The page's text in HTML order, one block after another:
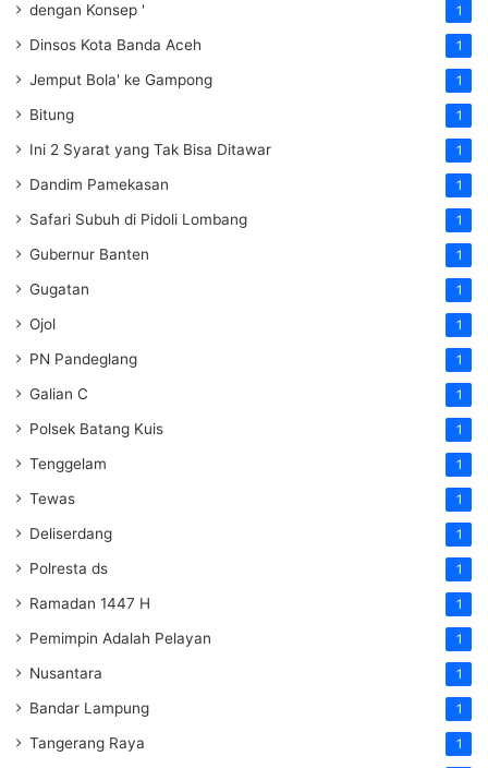
dengan Konsep ' 1
Dinsos Kota Banda Aceh 1
Jemput Bola' ke Gampong 1
Bitung 1
Ini 2 Syarat yang Tak Bisa Ditawar 1
Dandim Pamekasan 1
Safari Subuh di Pidoli Lombang 1
Gubernur Banten 1
Gugatan 1
Ojol 1
PN Pandeglang 1
Galian C 1
Polsek Batang Kuis 1
Tenggelam 1
Tewas 1
Deliserdang 1
Polresta ds 1
Ramadan 1447 H 1
Pemimpin Adalah Pelayan 1
Nusantara 1
Bandar Lampung 1
Tangerang Raya 1